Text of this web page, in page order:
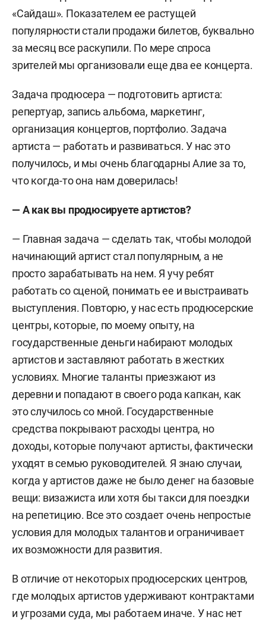
«Сайдаш». Показателем ее растущей
популярности стали продажи билетов, буквально
за месяц все раскупили. По мере спроса
зрителей мы организовали еще два ее концерта.
Задача продюсера — подготовить артиста:
репертуар, запись альбома, маркетинг,
организация концертов, портфолио. Задача
артиста — работать и развиваться. У нас это
получилось, и мы очень благодарны Алие за то,
что когда-то она нам доверилась!
— А как вы продюсируете артистов?
— Главная задача — сделать так, чтобы молодой
начинающий артист стал популярным, а не
просто зарабатывать на нем. Я учу ребят
работать со сценой, понимать ее и выстраивать
выступления. Повторю, у нас есть продюсерские
центры, которые, по моему опыту, на
государственные деньги набирают молодых
артистов и заставляют работать в жестких
условиях. Многие таланты приезжают из
деревни и попадают в своего рода капкан, как
это случилось со мной. Государственные
средства покрывают расходы центра, но
доходы, которые получают артисты, фактически
уходят в семью руководителей. Я знаю случаи,
когда у артистов даже не было денег на базовые
вещи: визажиста или хотя бы такси для поездки
на репетицию. Все это создает очень непростые
условия для молодых талантов и ограничивает
их возможности для развития.
В отличие от некоторых продюсерских центров,
где молодых артистов удерживают контрактами
и угрозами суда, мы работаем иначе. У нас нет